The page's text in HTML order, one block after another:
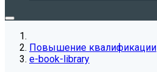
Повышение квалификации
e-book-library